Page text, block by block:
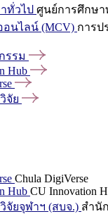
ทั่วไป ศูนย์การศึกษา
อนไลน์ (MCV) การป
รรม
Hub
จัย
Chula DigiVerse
Hub CU Innovation
จัยจุฬาฯ (สบจ.) สำนั